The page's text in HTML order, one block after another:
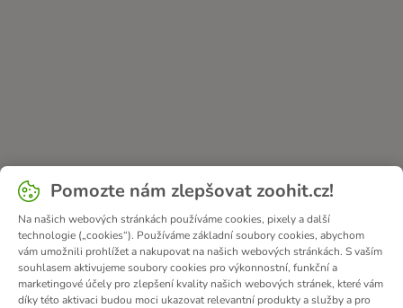
Pomozte nám zlepšovat zoohit.cz!
Na našich webových stránkách používáme cookies, pixely a další
technologie („cookies“). Používáme základní soubory cookies, abychom
vám umožnili prohlížet a nakupovat na našich webových stránkách. S vaším
souhlasem aktivujeme soubory cookies pro výkonnostní, funkční a
marketingové účely pro zlepšení kvality našich webových stránek, které vám
díky této aktivaci budou moci ukazovat relevantní produkty a služby a pro